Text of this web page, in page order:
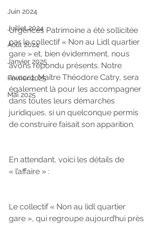
Juin 2024
Juillet 2024
Août 2024
Janvier 2025
Février 2025
Mai 2025
Urgences Patrimoine a été sollicitée
par le collectif « Non au Lidl quartier
gare » et, bien évidemment, nous
avons répondu présents. Notre
avocat, Maître Théodore Catry, sera
également là pour les accompagner
dans toutes leurs démarches
juridiques, si un quelconque permis
de construire faisait son apparition.
En attendant, voici les détails de
« l’affaire » :
Le collectif « Non au lidl quartier
gare », qui regroupe aujourd’hui près